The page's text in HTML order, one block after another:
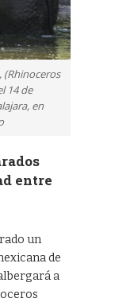
(Rhinoceros
14 de
en
entre
un
de
a